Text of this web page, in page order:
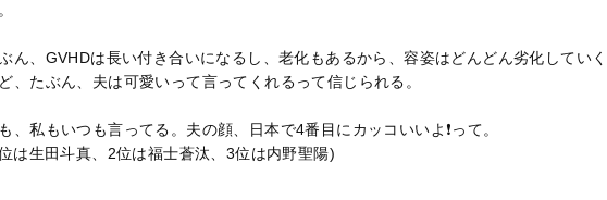
ん、GVHDは長い付き合いになるし、老化もあるから、容姿はどんどん劣化していく
、たぶん、夫は可愛いって言ってくれるって信じられる。
、私もいつも言ってる。夫の顔、日本で4番目にカッコいいよ❗って。
は生田斗真、2位は福士蒼汰、3位は内野聖陽)